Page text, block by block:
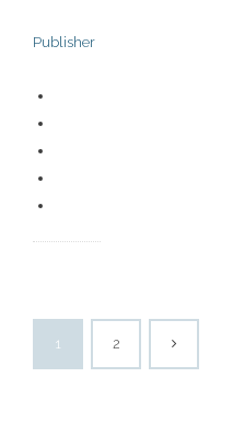
Publisher
1 2